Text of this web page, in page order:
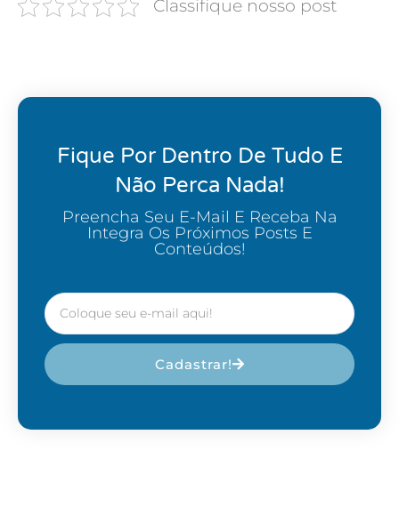
Classifique nosso post
Fique Por Dentro De Tudo E
Não Perca Nada!
Preencha Seu E-Mail E Receba Na
Integra Os Próximos Posts E
Conteúdos!
Cadastrar!